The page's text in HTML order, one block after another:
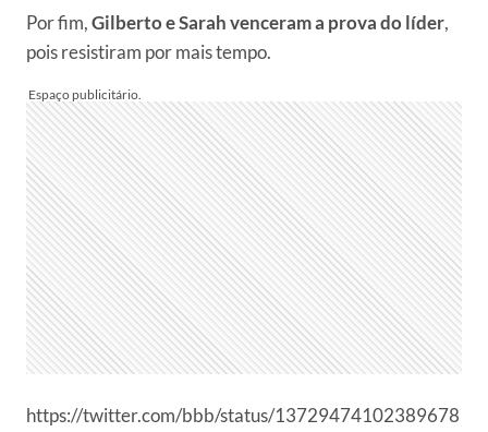
Por fim,Gilberto e Sarah venceram a prova do líder,
pois resistiram por mais tempo.
https://twitter.com/bbb/status/13729474102389678